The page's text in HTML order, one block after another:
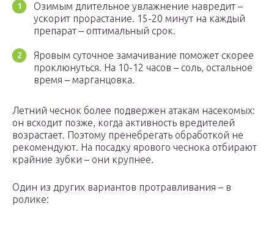
Озимым длительное увлажнение навредит –
ускорит прорастание. 15-20 минут на каждый
препарат – оптимальный срок.
Яровым суточное замачивание поможет скорее
проклюнуться. На 10-12 часов – соль, остальное
время – марганцовка.
Летний чеснок более подвержен атакам насекомых:
он всходит позже, когда активность вредителей
возрастает. Поэтому пренебрегать обработкой не
рекомендуют. На посадку ярового чеснока отбирают
крайние зубки – они крупнее.
Один из других вариантов протравливания – в
ролике: